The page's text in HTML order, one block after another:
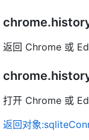
返回 Chrome 或
打开 Chrome 或
返回对象